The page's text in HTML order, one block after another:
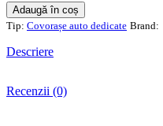
Cantitate
Set
covorase
SKODA
Adaugă în coș
Tip: Covorașe auto dedicate Brand:
Descriere
Recenzii (0)